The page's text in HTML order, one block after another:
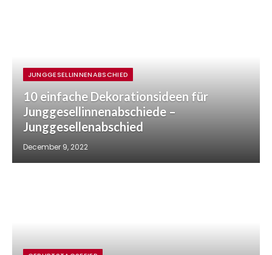
JUNGGESELLINNENABSCHIED
10 einfache Dekorationsideen für
Junggesellinnenabschiede –
Junggesellenabschied
December 9, 2022